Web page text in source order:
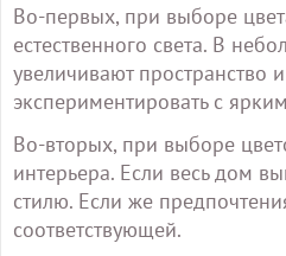
Во-первых, при выборе
естественного света. В
увеличивают пространство
экспериментировать с
Во-вторых, при выборе
интерьера. Если весь дом
стилю. Если же
соответствующей.